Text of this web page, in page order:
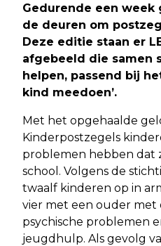
Gedurende een week
de deuren om
Deze editie staan er
afgebeeld die samen
helpen, passend bij
kind meedoen’.
Met het opgehaalde
Kinderpostzegels
problemen hebben dat
school. Volgens de
twaalf kinderen op in
vier met een ouder met
psychische problemen
jeugdhulp. Als gevolg